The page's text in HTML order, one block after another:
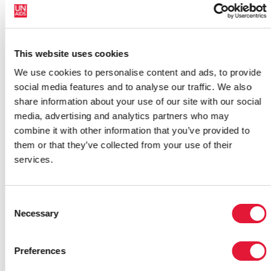
This website uses cookies
We use cookies to personalise content and ads, to provide
social media features and to analyse our traffic. We also
share information about your use of our site with our social
media, advertising and analytics partners who may
combine it with other information that you’ve provided to
them or that they’ve collected from your use of their
services.
Selection
Necessary
Preferences
Nous sommes réunis ici parce que, en fin de compte,
indépendamment de la race, de la religion, de
l'orientation sexuelle, de l'identité de genre, de la
profession ou du statut sérologique.
Laurindo Garcia, militant
Le congrès a aussi pour objectif de garantir que les
communautés affectées et leurs familles ne soient pas
en butte à la stigmatisation, la marginalisation et la
œuvrant pour créer des sociétés dans lesquelles tous
« En Corée du Sud, nous nous sommes focalisés sur le
devenue le pilier de notre politique nationale en